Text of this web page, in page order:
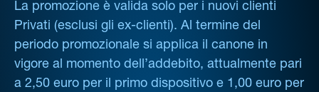
La promozione è valida solo per i nuovi clienti
Privati (esclusi gli ex-clienti). Al termine del
periodo promozionale si applica il canone in
vigore al momento dell’addebito, attualmente pari
a 2,50 euro per il primo dispositivo e 1,00 euro per